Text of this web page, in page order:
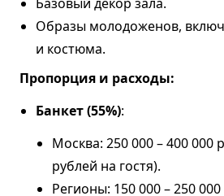
Образы молодоженов,
и костюма.
Пропорция и расходы:
Банкет (55%):
Москва: 250 000 – 400 000
рублей на гостя).
Регионы: 150 000 – 250